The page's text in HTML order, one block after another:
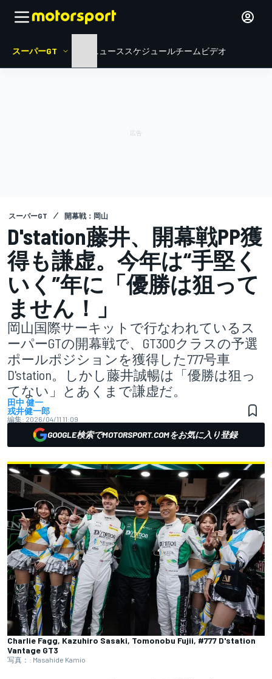
スーパーGT ニュース スケジュールチームビデオ
スーパーGT 開幕戦：岡山
D'station藤井、開幕戦PP獲
得も謙虚。今年は“手堅く
いく”年に「優勝は狙って
ません！」
岡山国際サーキットで行なわれているス
ーパーGTの開幕戦で、GT300クラスの予選
ポールポジションを獲得した777号車
D'station。しかし藤井誠暢は「優勝は狙っ
てない」とあくまで謙虚だ。
田中 健一
戎井健一郎
編集: 2026/04/11 11:09
GOOGLE検索でMOTORSPORT.COMをお気に入り登録
Charlie Fagg, Kazuhiro Sasaki, Tomonobu Fujii, #777 D'station
Vantage GT3
写真：: Masahide Kamio